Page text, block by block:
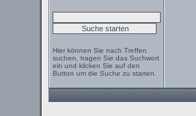
Hier können Sie nach Treffen
suchen, tragen Sie das Suchwort
ein und klicken Sie auf den
Button um die Suche zu starten.